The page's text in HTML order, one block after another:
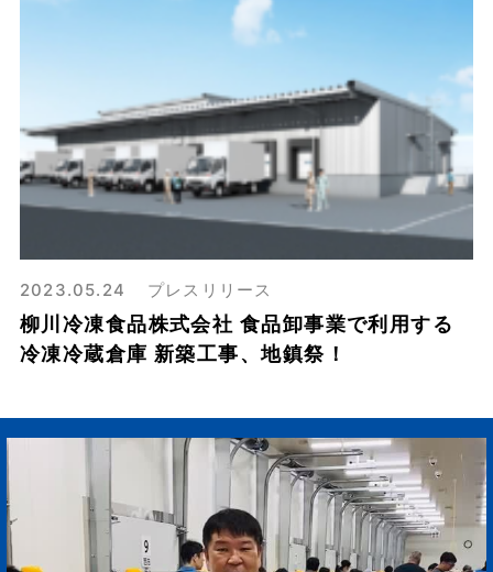
2023.05.24 プレスリリース
柳川冷凍食品株式会社 食品卸事業で利用する
冷凍冷蔵倉庫 新築工事、地鎮祭！